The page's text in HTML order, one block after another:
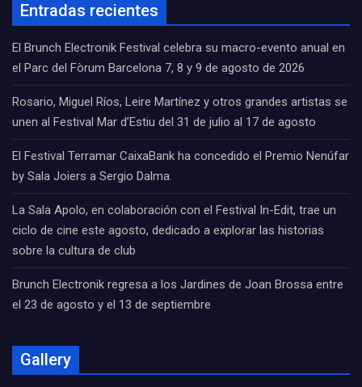
Entradas recientes
El Brunch Electronik Festival celebra su macro-evento anual en
el Parc del Fòrum Barcelona 7, 8 y 9 de agosto de 2026
Rosario, Miguel Ríos, Leire Martínez y otros grandes artistas se
unen al Festival Mar d’Estiu del 31 de julio al 17 de agosto
El Festival Terramar CaixaBank ha concedido el Premio Nenúfar
by Sala Joiers a Sergio Dalma.
La Sala Apolo, en colaboración con el Festival In-Edit, trae un
ciclo de cine este agosto, dedicado a explorar las historias
sobre la cultura de club
Brunch Electronik regresa a los Jardines de Joan Brossa entre
el 23 de agosto y el 13 de septiembre
Gallery